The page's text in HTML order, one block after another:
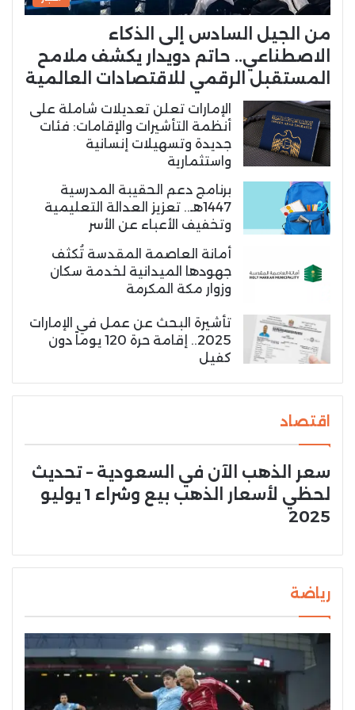
من الجيل السادس إلى الذكاء
الاصطناعي.. حاتم دويدار يكشف ملامح
المستقبل الرقمي للاقتصادات العالمية
الإمارات تعلن تعديلات شاملة على
أنظمة التأشيرات والإقامات: فئات
جديدة وتسهيلات إنسانية
واستثمارية
برنامج دعم الحقيبة المدرسية
1447هـ.. تعزيز العدالة التعليمية
وتخفيف الأعباء عن الأسر
أمانة العاصمة المقدسة تُكثف
جهودها الميدانية لخدمة سكان
وزوار مكة المكرمة
تأشيرة البحث عن عمل في الإمارات
2025.. إقامة حرة 120 يوماً دون
كفيل
اقتصاد
سعر الذهب الآن في السعودية – تحديث
لحظي لأسعار الذهب بيع وشراء 1 يوليو
2025
رياضة